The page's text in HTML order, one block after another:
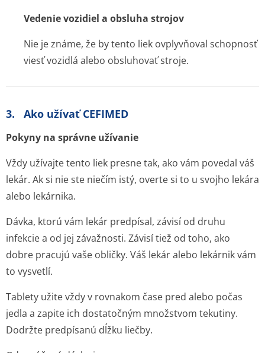
Vedenie vozidiel a obsluha strojov
Nie je známe, že by tento liek ovplyvňoval schopnosť
viesť vozidlá alebo obsluhovať stroje.
3. Ako užívať CEFIMED
Pokyny na správne užívanie
Vždy užívajte tento liek presne tak, ako vám povedal váš
lekár. Ak si nie ste niečím istý, overte si to u svojho lekára
alebo lekárnika.
Dávka, ktorú vám lekár predpísal, závisí od druhu
infekcie a od jej závažnosti. Závisí tiež od toho, ako
dobre pracujú vaše obličky. Váš lekár alebo lekárnik vám
to vysvetlí.
Tablety užite vždy v rovnakom čase pred alebo počas
jedla a zapite ich dostatočným množstvom tekutiny.
Dodržte predpísanú dĺžku liečby.